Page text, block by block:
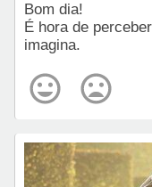
Bom dia!
É hora de
imagina.